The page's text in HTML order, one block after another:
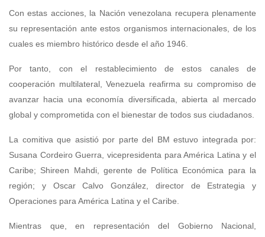
Con estas acciones, la Nación venezolana recupera plenamente
su representación ante estos organismos internacionales, de los
cuales es miembro histórico desde el año 1946.
Por tanto, con el restablecimiento de estos canales de
cooperación multilateral, Venezuela reafirma su compromiso de
avanzar hacia una economía diversificada, abierta al mercado
global y comprometida con el bienestar de todos sus ciudadanos.
La comitiva que asistió por parte del BM estuvo integrada por:
Susana Cordeiro Guerra, vicepresidenta para América Latina y el
Caribe; Shireen Mahdi, gerente de Política Económica para la
región; y Oscar Calvo González, director de Estrategia y
Operaciones para América Latina y el Caribe.
Mientras que, en representación del Gobierno Nacional,